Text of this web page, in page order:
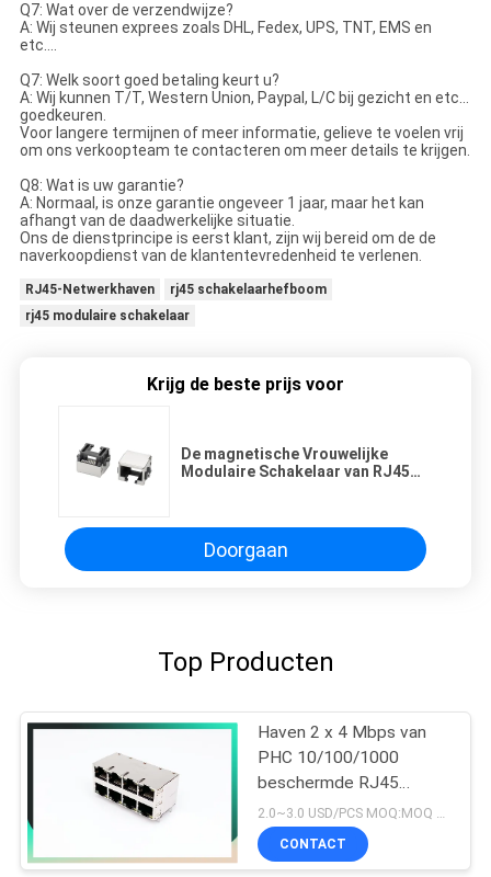
Q7: Wat over de verzendwijze?
A: Wij steunen exprees zoals DHL, Fedex, UPS, TNT, EMS en
etc….
Q7: Welk soort goed betaling keurt u?
A: Wij kunnen T/T, Western Union, Paypal, L/C bij gezicht en etc…
goedkeuren.
Voor langere termijnen of meer informatie, gelieve te voelen vrij
om ons verkoopteam te contacteren om meer details te krijgen.
Q8: Wat is uw garantie?
A: Normaal, is onze garantie ongeveer 1 jaar, maar het kan
afhangt van de daadwerkelijke situatie.
Ons de dienstprincipe is eerst klant, zijn wij bereid om de de
naverkoopdienst van de klantentevredenheid te verlenen.
RJ45-Netwerkhaven
rj45 schakelaarhefboom
rj45 modulaire schakelaar
Krijg de beste prijs voor
De magnetische Vrouwelijke
Modulaire Schakelaar van RJ45
Doorgaan
Top Producten
Haven 2 x 4 Mbps van
PHC 10/100/1000
beschermde RJ45
Ethernet Jack W/O LED 2.0~3.0 USD/PCS MOQ:MOQ 500- 5kpcs
CONTACT